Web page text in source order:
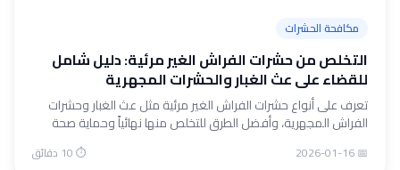
مكافحة الحشرات
التخلص من حشرات الفراش الغير مرئية: دليل شامل
للقضاء على عث الغبار والحشرات المجهرية
تعرف على أنواع حشرات الفراش الغير مرئية مثل عث الغبار وحشرات
الفراش المجهرية، وأفضل الطرق للتخلص منها نهائياً وحماية صحة
📅 2026-01-16 ⏱ 10 دقائق